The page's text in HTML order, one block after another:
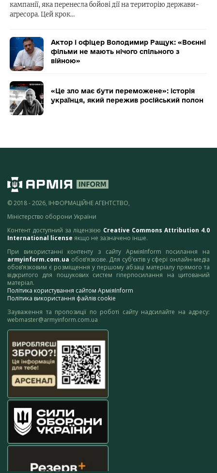
кампанії, яка перенесла бойові дії на територію держави-
агресора. Цей крок…
Актор і офіцер Володимир Ращук: «Воєнні
фільми не мають нічого спільного з
війною»
«Це зло має бути переможене»: історія
українця, який пережив російський полон
© 2018 - 2026, ІНФОРМАЦІЙНЕ АГЕНТСТВО,
Міністерство оборони України
Контент доступний за ліцензією Creative Commons Attribution 4.0
International license якщо не зазначено інше.
При використанні контенту з сайту АрміяInform посилання на
armyinform.com.ua обов’язкове. Для суб’єктів у сфері онлайн-медіа
обов’язковим є розміщення у першому абзаці матеріалу прямого та
відкритого для пошукових систем гіперпосилання на цитований
матеріал.
Політика користування сайтом АрміяInform
Політика використання файлів cookie
Зауваження та пропозиції по роботі сайту надсилайте на адресу:
webmaster@armyinform.com.ua